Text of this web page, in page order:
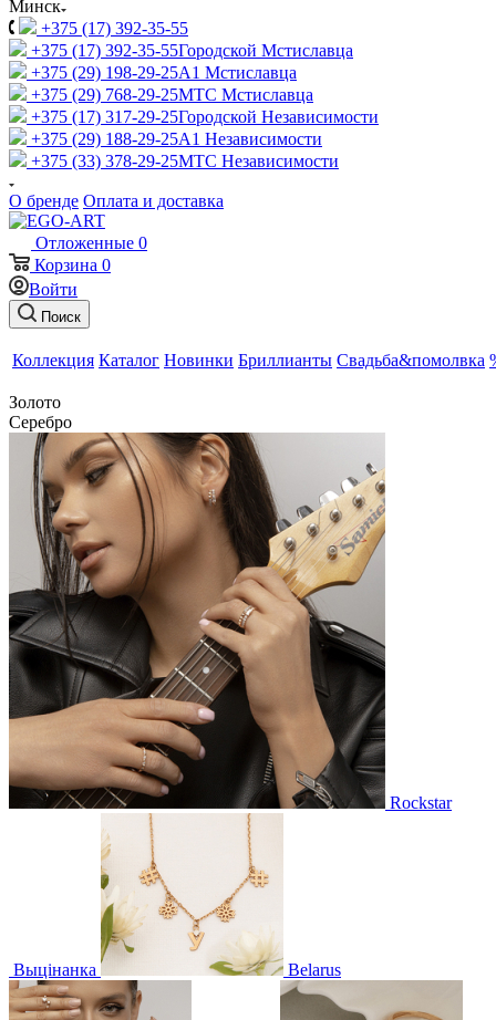
Минск
+375 (17) 392-35-55
+375 (17) 392-35-55Городской Мстиславца
+375 (29) 198-29-25A1 Мстиславца
+375 (29) 768-29-25МТС Мстиславца
+375 (17) 317-29-25Городской Независимости
+375 (29) 188-29-25A1 Независимости
+375 (33) 378-29-25МТС Независимости
О бренде Оплата и доставка
Отложенные 0
Корзина 0
Войти
Поиск
Коллекция Каталог Новинки Бриллианты Свадьба&помолвка
Золото
Серебро
Rockstar
Выцінанка Belarus